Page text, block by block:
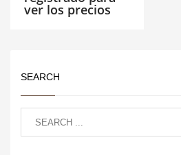
ver los precios
SEARCH